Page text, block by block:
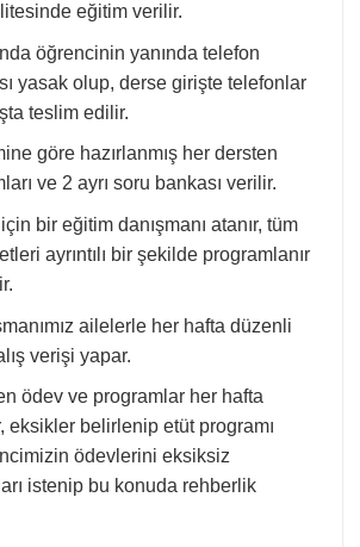
eğitim verilir.
öğrencinin yanında telefon
yasak olup, derse girişte telefonlar
teslim edilir.
göre hazırlanmış her dersten
ve 2 ayrı soru bankası verilir.
bir eğitim danışmanı atanır, tüm
ayrıntılı bir şekilde programlanır
ailelerle her hafta düzenli
verişi yapar.
ödev ve programlar her hafta
eksikler belirlenip etüt programı
ödevlerini eksiksiz
istenip bu konuda rehberlik